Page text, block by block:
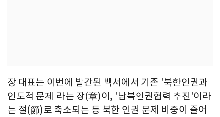
장 대표는 이번에 발간된 백서에서 기존 '북한인권과
인도적 문제'라는 장(章)이, '남북인권협력 추진'이라
는 절(節)로 축소되는 등 북한 인권 문제 비중이 줄어